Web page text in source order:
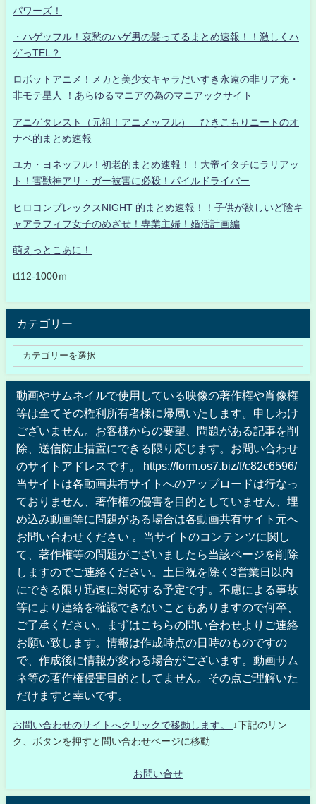
パワーズ！
・ハゲッフル！哀愁のハゲ男の髪ってるまとめ速報！！激しくハ
ゲっTEL？
ロボットアニメ！メカと美少女キャラだいすき永遠の非リア充・
非モテ星人 ！あらゆるマニアの為のマニアックサイト
アニゲタレスト（元祖！アニメッフル） ひきこもりニートのオ
ナベ的まとめ速報
ユカ・ヨネッフル！初老的まとめ速報！！大帝イタチにラリアッ
ト！害獣神アリ・ガー被害に必殺！パイルドライバー
ヒロコンプレックスNIGHT 的まとめ速報！！子供が欲しいど陰キ
ャアラフィフ女子のめざせ！専業主婦！婚活計画編
萌えっとこあに！
t112-1000ｍ
カテゴリー
動画やサムネイルで使用している映像の著作権や肖像権
等は全てその権利所有者様に帰属いたします。申しわけ
ございません。お客様からの要望、問題がある記事を削
除、送信防止措置にできる限り応じます。お問い合わせ
のサイトアドレスです。 https://form.os7.biz/f/c82c6596/
当サイトは各動画共有サイトへのアップロードは行なっ
ておりません、著作権の侵害を目的としていません、埋
め込み動画等に問題がある場合は各動画共有サイト元へ
お問い合わせください 。当サイトのコンテンツに関し
て、著作権等の問題がございましたら当該ページを削除
しますのでご連絡ください。土日祝を除く3営業日以内
にできる限り迅速に対応する予定です。不慮による事故
等により連絡を確認できないこともありますので何卒、
ご了承ください。まずはこちらの問い合わせよりご連絡
お願い致します。情報は作成時点の日時のものですの
で、作成後に情報が変わる場合がございます。動画サム
ネ等の著作権侵害目的としてません。その点ご理解いた
だけますと幸いです。
お問い合わせのサイトへクリックで移動します。
↓下記のリン
ク、ボタンを押すと問い合わせページに移動
お問い合せ